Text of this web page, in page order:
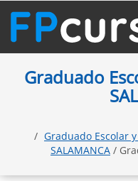
Graduado
Graduado Escolar
SALAMANCA /